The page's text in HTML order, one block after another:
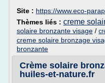
Site : https://www.eco-
Thèmes liés : creme
solaire bronzante visage /
creme solaire bronzage
bronzante
Crème solaire
huiles-et-nature.fr